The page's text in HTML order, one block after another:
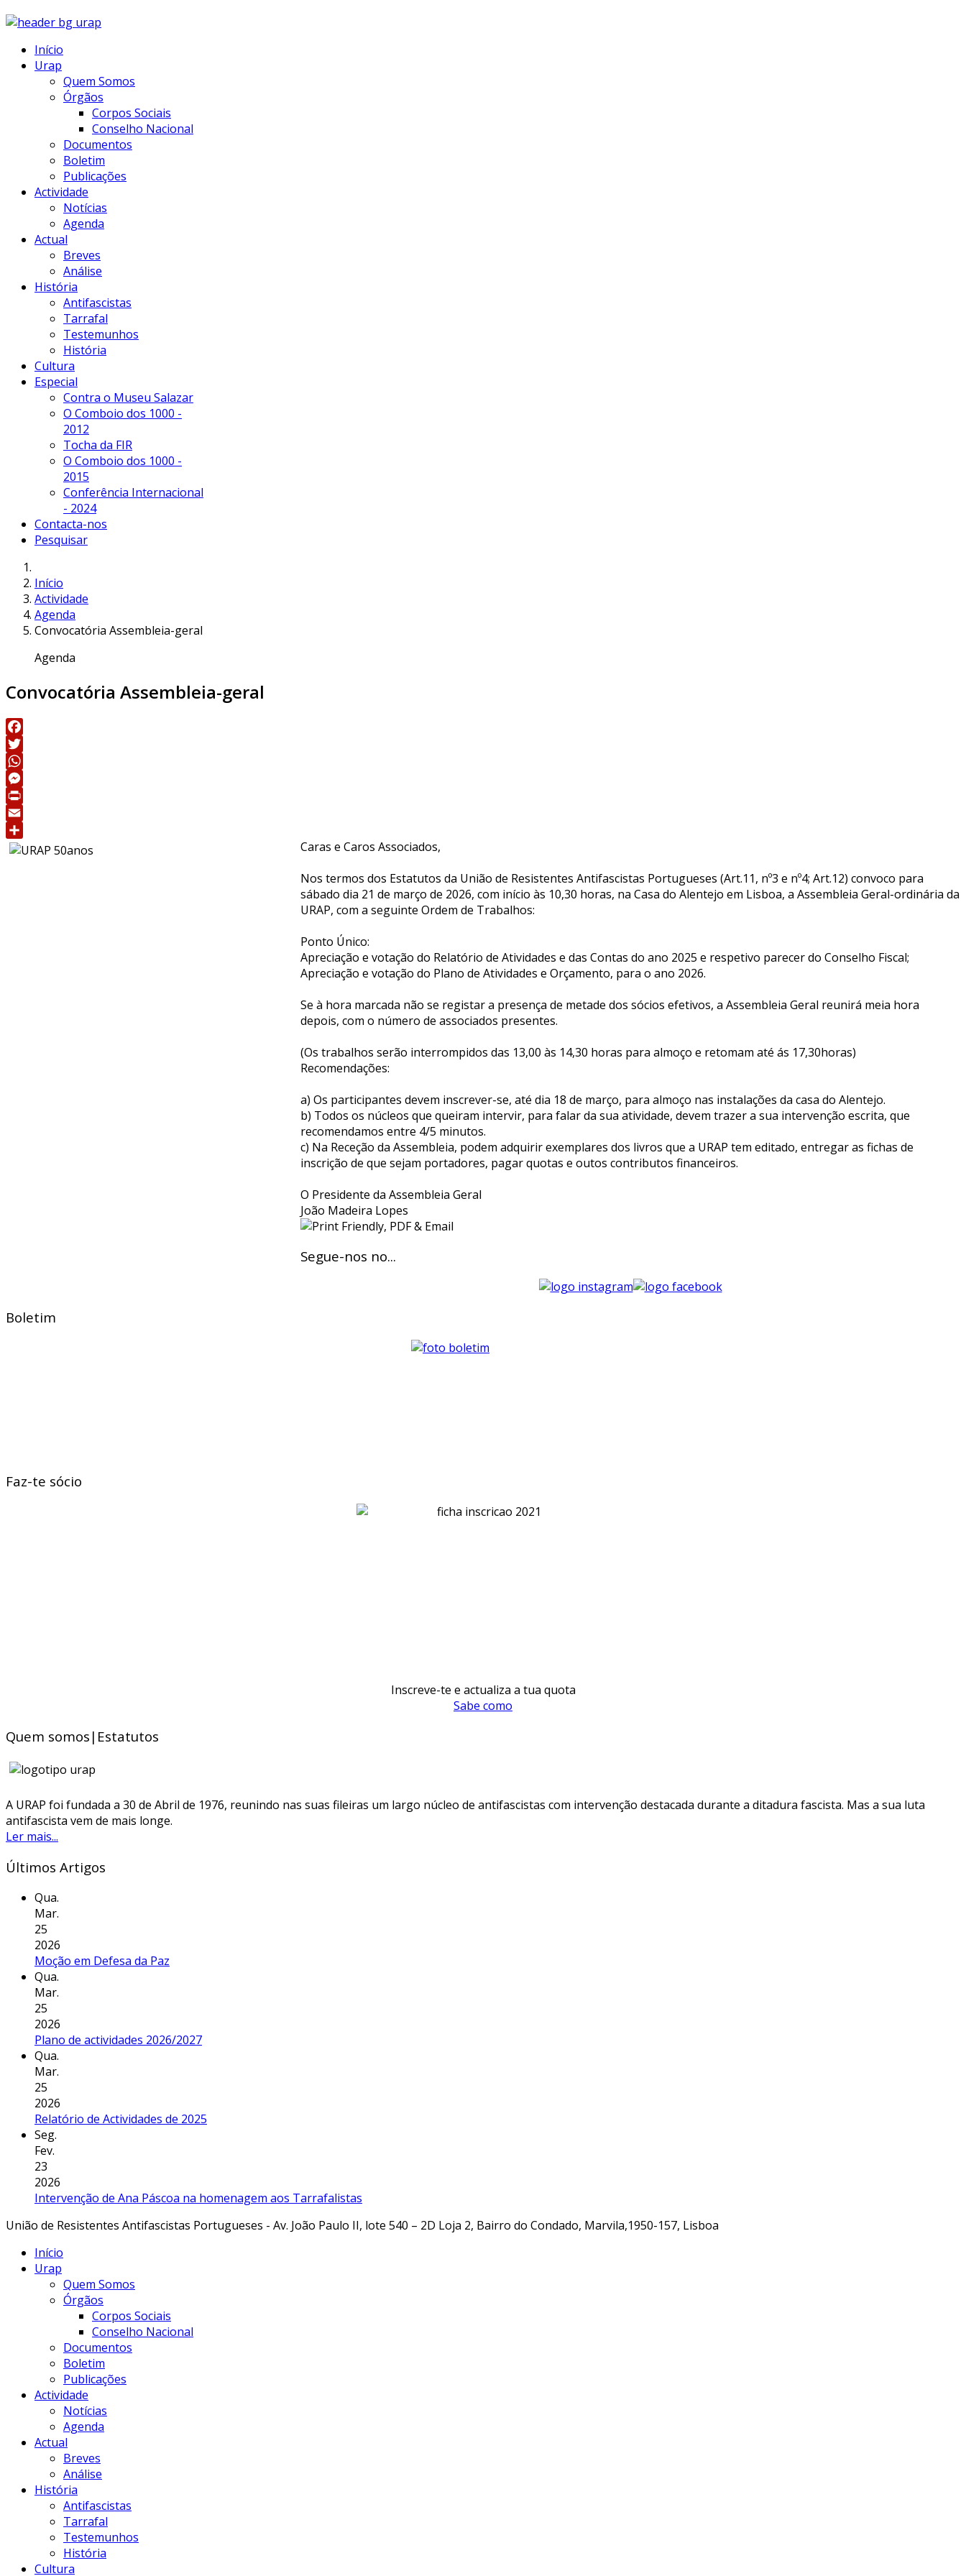
Início
Urap
Quem Somos
Órgãos
Corpos Sociais
Conselho Nacional
Documentos
Boletim
Publicações
Actividade
Notícias
Agenda
Actual
Breves
Análise
História
Antifascistas
Tarrafal
Testemunhos
História
Cultura
Especial
Contra o Museu Salazar
O Comboio dos 1000 -
2012
Tocha da FIR
O Comboio dos 1000 -
2015
Conferência Internacional
- 2024
Contacta-nos
Pesquisar
Início
Actividade
Agenda
Convocatória Assembleia-geral
Agenda
Convocatória Assembleia-geral
Facebook
Twitter
WhatsApp
Messenger
Print
Email
Share
Caras e Caros Associados,
Nos termos dos Estatutos da União de Resistentes Antifascistas Portugueses (Art.11, nº3 e nº4; Art.12) convoco para
sábado dia 21 de março de 2026, com início às 10,30 horas, na Casa do Alentejo em Lisboa, a Assembleia Geral-ordinária da
URAP, com a seguinte Ordem de Trabalhos:
Ponto Único:
Apreciação e votação do Relatório de Atividades e das Contas do ano 2025 e respetivo parecer do Conselho Fiscal;
Apreciação e votação do Plano de Atividades e Orçamento, para o ano 2026.
Se à hora marcada não se registar a presença de metade dos sócios efetivos, a Assembleia Geral reunirá meia hora
depois, com o número de associados presentes.
(Os trabalhos serão interrompidos das 13,00 às 14,30 horas para almoço e retomam até ás 17,30horas)
Recomendações:
a) Os participantes devem inscrever-se, até dia 18 de março, para almoço nas instalações da casa do Alentejo.
b) Todos os núcleos que queiram intervir, para falar da sua atividade, devem trazer a sua intervenção escrita, que
recomendamos entre 4/5 minutos.
c) Na Receção da Assembleia, podem adquirir exemplares dos livros que a URAP tem editado, entregar as fichas de
inscrição de que sejam portadores, pagar quotas e outos contributos financeiros.
O Presidente da Assembleia Geral
João Madeira Lopes
Segue-nos no...
Boletim
Faz-te sócio
Inscreve-te e actualiza a tua quota
Sabe como
Quem somos|Estatutos
A URAP foi fundada a 30 de Abril de 1976, reunindo nas suas fileiras um largo núcleo de antifascistas com intervenção destacada durante a ditadura fascista. Mas a sua luta
antifascista vem de mais longe.
Ler mais...
Últimos Artigos
Qua.
Mar.
25
2026
Moção em Defesa da Paz
Qua.
Mar.
25
2026
Plano de actividades 2026/2027
Qua.
Mar.
25
2026
Relatório de Actividades de 2025
Seg.
Fev.
23
2026
Intervenção de Ana Páscoa na homenagem aos Tarrafalistas
União de Resistentes Antifascistas Portugueses - Av. João Paulo II, lote 540 – 2D Loja 2, Bairro do Condado, Marvila,1950-157, Lisboa
Início
Urap
Quem Somos
Órgãos
Corpos Sociais
Conselho Nacional
Documentos
Boletim
Publicações
Actividade
Notícias
Agenda
Actual
Breves
Análise
História
Antifascistas
Tarrafal
Testemunhos
História
Cultura